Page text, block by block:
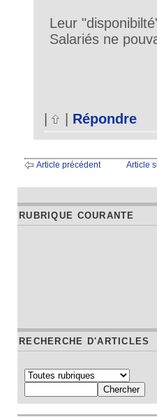
Leur
Salariés ne
Répondre
Article précédent Article
RUBRIQUE COURANTE
RECHERCHE D'ARTICLES